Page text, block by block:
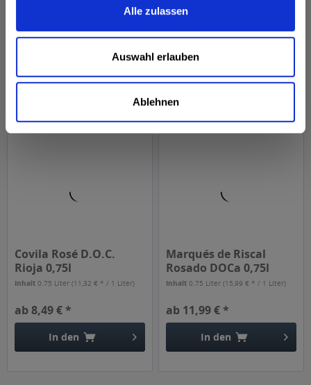
Alle zulassen
Auswahl erlauben
Ablehnen
Inhalt0.75 Liter(38,65 € * / 1 Liter)
Vranken Diamant Rosé
Inhalt0.75 Liter(62,65 € * / 1 Liter)
ab 46,99 € *
Covila Rosé D.O.C.
Rioja 0,75l
Inhalt0.75 Liter(11,32 € * / 1 Liter)
ab 8,49 € *
In den
Marqués de Riscal
Rosado DOCa 0,75l
Inhalt0.75 Liter(15,99 € * / 1 Liter)
ab 11,99 € *
In den